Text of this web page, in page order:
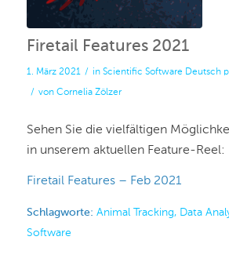
Firetail Features 2021
1. März 2021 / in Scientific Software Deutsch
/ von Cornelia Zölzer
Sehen Sie die vielfältigen
in unserem aktuellen Feature-Reel:
Firetail Features – Feb 2021
Schlagworte: Animal Tracking, Data
Software